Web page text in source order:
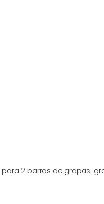
2 barras de grapas.